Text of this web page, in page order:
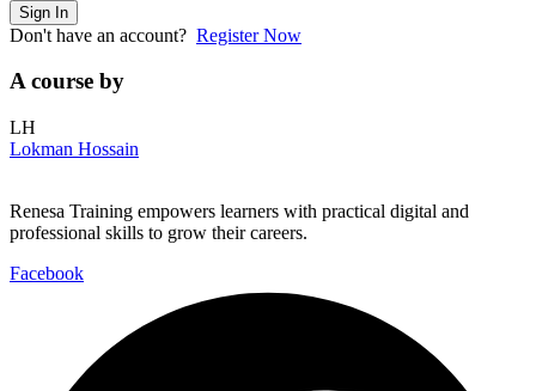
Sign In
Don't have an account? Register Now
A course by
LH
Lokman Hossain
Renesa Training empowers learners with practical digital and
professional skills to grow their careers.
Facebook